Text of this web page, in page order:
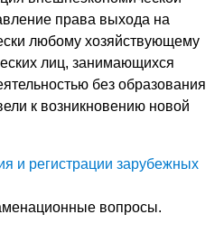
права выхода на
любому хозяйствующему
лиц, занимающихся
без образования
к возникновению новой
и регистрации зарубежных
вопросы.